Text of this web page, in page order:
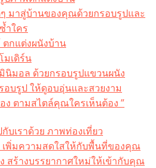
มาสู่บ้านของคุณด้วยกรอบรูปและ
ำใคร
กแต่งผนังบ้าน
มเดิร์น
นิมอล ด้วยกรอบรูปแขวนผนัง
อบรูป ให้ดูอบอุ่นและสวยงาม
ง ตามสไตล์คุณใครเห็นต้อง ”
บเราด้วย ภาพท่องเที่ยว
เพิ่มความสดใสให้กับพื้นที่ของคุณ
สร้างบรรยากาศใหม่ให้เข้ากับคุณ